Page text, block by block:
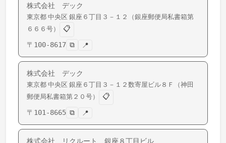
株式会社 デック
東京都 中央区 銀座 ６丁目３－１２（銀座郵便局私書箱第
６６６号）
📋
〒 100-8617 ⧉ 📍
株式会社 デック
東京都 中央区 銀座 ６丁目３－１２数寄屋ビル８Ｆ（神田
郵便局私書箱第２０号）
📋
〒 101-8665 ⧉ 📍
株式会社 リクルート 銀座８丁目ビル